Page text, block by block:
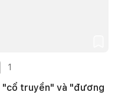
1
"cổ truyền" và "đương